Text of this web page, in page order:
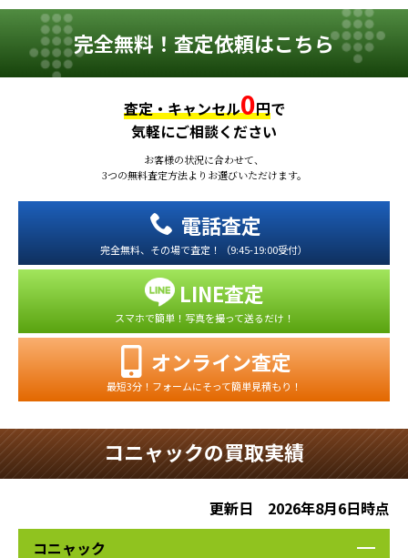
完全無料！査定依頼はこちら
査定・キャンセル0円で
気軽にご相談ください
お客様の状況に合わせて、
3つの無料査定方法よりお選びいただけます。
電話査定
完全無料、その場で査定！（9:45-19:00受付）
LINE査定
スマホで簡単！写真を撮って送るだけ！
オンライン査定
最短3分！フォームにそって簡単見積もり！
コニャックの買取実績
更新日 2026年8月6日時点
コニャック